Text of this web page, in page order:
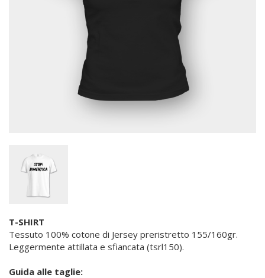
T-SHIRT
Tessuto 100% cotone di Jersey preristretto 155/160gr.
Leggermente attillata e sfiancata (tsrl150).
Guida alle taglie: